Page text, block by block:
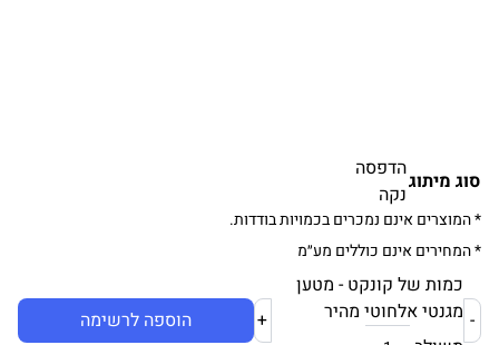
סוג מיתוג הדפסה
נקה
* המוצרים אינם נמכרים בכמויות בודדות.
* המחירים אינם כוללים מע״מ
כמות של קונקט - מטען
מגנטי אלחוטי מהיר
הוספה לרשימה